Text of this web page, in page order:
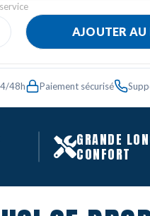
AJOUTER AU
48h Paiement sécurisé
GRANDE
CONFORT